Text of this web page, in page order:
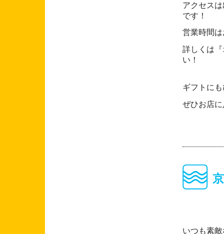
アクセス
です！
営業時間
詳しくは
い！
ギフトに
ぜひお店
いつも素